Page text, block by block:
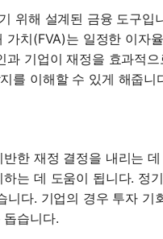
위해 설계된 금융 도구
치(FVA)는 일정한 이자
기업이 재정을 효과적
를 이해할 수 있게 해줍니
한 재정 결정을 내리는
는 데 도움이 됩니다. 정
다. 기업의 경우 투자
습니다.